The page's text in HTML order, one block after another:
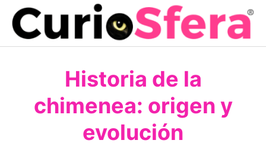
Saltar
contenido
Historia de la
chimenea: origen y
evolución